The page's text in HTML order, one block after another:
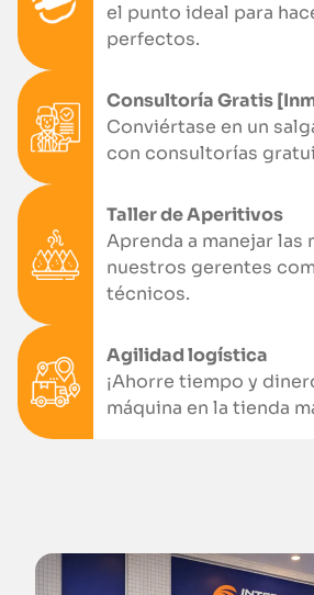
el punto ideal para
perfectos.
Consultoría Gratis
Conviértase en un
con consultorías
Taller de Aperitivos
Aprenda a manejar las
nuestros gerentes
técnicos.
Agilidad logística
¡Ahorre tiempo y
máquina en la tienda